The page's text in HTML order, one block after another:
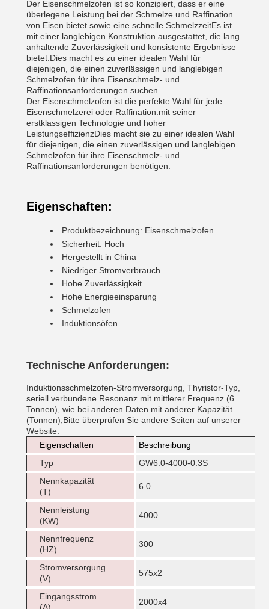
Der Eisenschmelzofen ist so konzipiert, dass er eine
überlegene Leistung bei der Schmelze und Raffination
von Eisen bietet.sowie eine schnelle SchmelzzeitEs ist
mit einer langlebigen Konstruktion ausgestattet, die lang
anhaltende Zuverlässigkeit und konsistente Ergebnisse
bietet.Dies macht es zu einer idealen Wahl für
diejenigen, die einen zuverlässigen und langlebigen
Schmelzofen für ihre Eisenschmelz- und
Raffinationsanforderungen suchen.
Der Eisenschmelzofen ist die perfekte Wahl für jede
Eisenschmelzerei oder Raffination.mit seiner
erstklassigen Technologie und hoher
LeistungseffizienzDies macht sie zu einer idealen Wahl
für diejenigen, die einen zuverlässigen und langlebigen
Schmelzofen für ihre Eisenschmelz- und
Raffinationsanforderungen benötigen.
Eigenschaften:
Produktbezeichnung: Eisenschmelzofen
Sicherheit: Hoch
Hergestellt in China
Niedriger Stromverbrauch
Hohe Zuverlässigkeit
Hohe Energieeinsparung
Schmelzofen
Induktionsöfen
Technische Anforderungen:
Induktionsschmelzofen-Stromversorgung, Thyristor-Typ,
seriell verbundene Resonanz mit mittlerer Frequenz (6
Tonnen), wie bei anderen Daten mit anderer Kapazität
(Tonnen),Bitte überprüfen Sie andere Seiten auf unserer
Website.
Eigenschaften
Beschreibung
Typ
GW6.0-4000-0.3S
Nennkapazität
(T)
6.0
Nennleistung
(KW)
4000
Nennfrequenz
(HZ)
300
Stromversorgung
(V)
575x2
Eingangsstrom
2000x4